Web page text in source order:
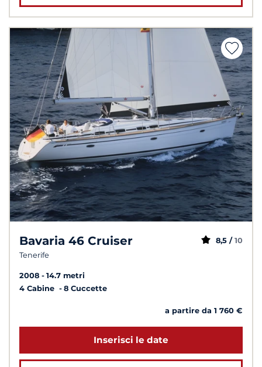
Bavaria 46 Cruiser
Tenerife
8,5 / 10
2008
14.7 metri
4 Cabine
8 Cuccette
a partire da 1 760 €
Inserisci le date